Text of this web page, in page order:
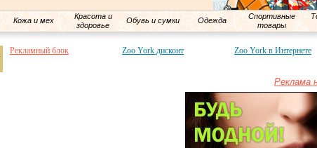
Кожа и мех
Красота и
здоровье
Обувь и сумки Одежда
Спортивные
товары
Рекламный блок Zoo York дисконт Zoo York в Интернете
Реклама